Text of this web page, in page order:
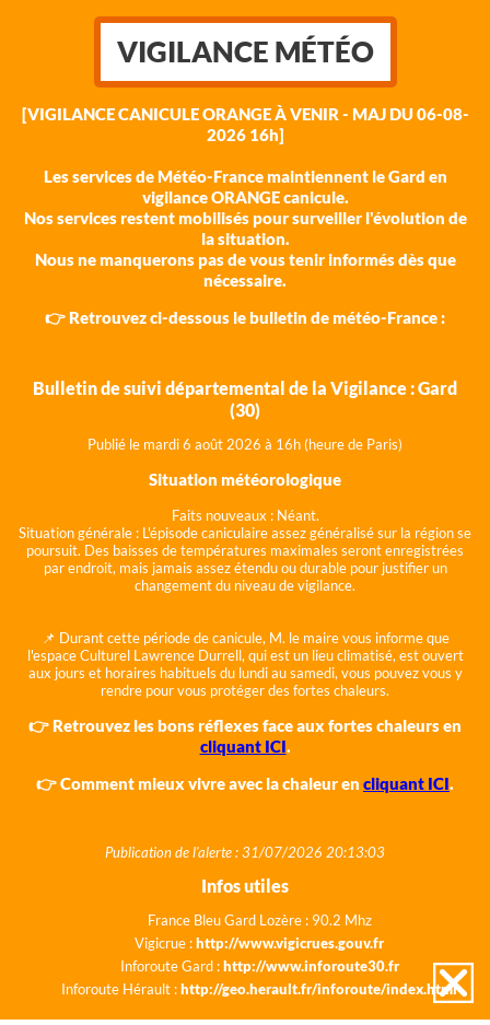
VIGILANCE MÉTÉO
[VIGILANCE CANICULE ORANGE À VENIR - MAJ DU 06-08-
2026 16h]
Les services de Météo-France maintiennent le Gard en
vigilance ORANGE canicule.
Nos services restent mobilisés pour surveiller l'évolution de
la situation.
Nous ne manquerons pas de vous tenir informés dès que
nécessaire.
👉 Retrouvez ci-dessous le bulletin de météo-France :
Bulletin de suivi départemental de la Vigilance : Gard
(30)
Publié le mardi 6 août 2026 à 16h (heure de Paris)
Situation météorologique
Faits nouveaux : Néant.
Situation générale : L'épisode caniculaire assez généralisé sur la région se
poursuit. Des baisses de températures maximales seront enregistrées
par endroit, mais jamais assez étendu ou durable pour justifier un
changement du niveau de vigilance.
📌 Durant cette période de canicule, M. le maire vous informe que
l'espace Culturel Lawrence Durrell, qui est un lieu climatisé, est ouvert
aux jours et horaires habituels du lundi au samedi, vous pouvez vous y
rendre pour vous protéger des fortes chaleurs.
👉 Retrouvez les bons réflexes face aux fortes chaleurs en
cliquant ICI.
👉 Comment mieux vivre avec la chaleur en cliquant ICI.
Publication de l'alerte : 31/07/2026 20:13:03
Infos utiles
France Bleu Gard Lozère : 90.2 Mhz
Vigicrue :http://www.vigicrues.gouv.fr
Inforoute Gard :http://www.inforoute30.fr
Inforoute Hérault :http://geo.herault.fr/inforoute/index.html